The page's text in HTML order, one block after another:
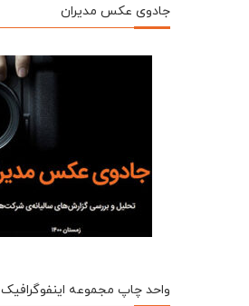
جادوی عکس مدیران
واحد چاپ مجموعه اینفوگرافیک